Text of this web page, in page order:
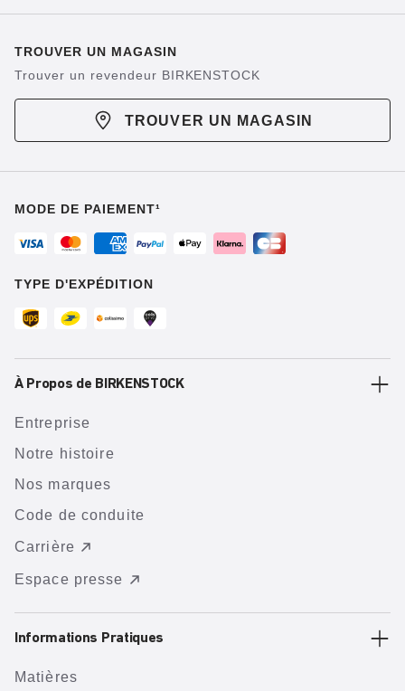
TROUVER UN MAGASIN
Trouver un revendeur BIRKENSTOCK
TROUVER UN MAGASIN
MODE DE PAIEMENT¹
TYPE D'EXPÉDITION
À Propos de BIRKENSTOCK
Entreprise
Notre histoire
Nos marques
Code de conduite
Carrière
Espace presse
Informations Pratiques
Matières